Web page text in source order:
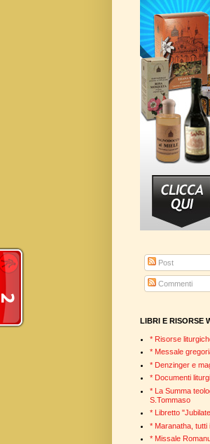
Post
Commenti
LIBRI E RISORSE
* Risorse
* Messale
* Denzinger e
* Documenti
* La Summa
S.Tommaso
* Libretto
* Maranatha, tutti
* Missale